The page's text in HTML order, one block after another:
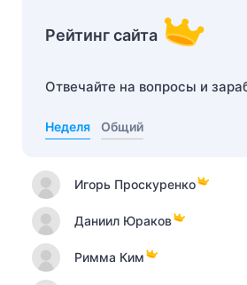
Рейтинг сайта
Отвечайте на вопросы и
Неделя Общий
Игорь Проскуренко
Даниил Юраков
Римма Ким